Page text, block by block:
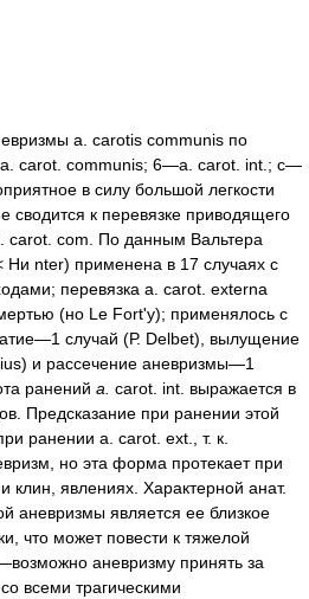
a. carotis communis по
carot. communis; 6—a. carot. int.; c—
в силу большой легкости
сводится к перевязке приводящего
carot. com. По данным Вальтера
Ни nter) применена в 17 случаях с
перевязка a. carot. externa
(но Le Fort'у); применялось с
случай (Р. Delbet), вылущение
и рассечение аневризмы—1
ранений а. carot. int. выражается в
Предсказание при ранении этой
ранении а. carot. ext., т. к.
но эта форма протекает при
клин, явлениях. Характерной анат.
аневризмы является ее близкое
что может повести к тяжелой
аневризму принять за
всеми трагическими